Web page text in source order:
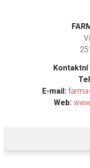
Kontaktní
E-mail:
Web: